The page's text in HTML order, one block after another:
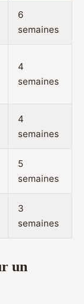
6
semaines
4
semaines
4
semaines
5
semaines
3
semaines
un